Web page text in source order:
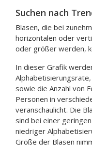
Suchen nach
Blasen, die bei
horizontalen oder
oder größer werden,
In dieser Grafik
sowie die Anzahl von
Personen in
veranschaulicht. Die
sind bei einer
niedriger
Größe der Blasen